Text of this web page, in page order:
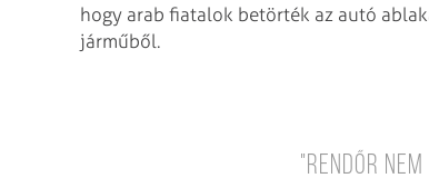
hogy arab fiatalok betörték az autó
járműből.
"Rendőr